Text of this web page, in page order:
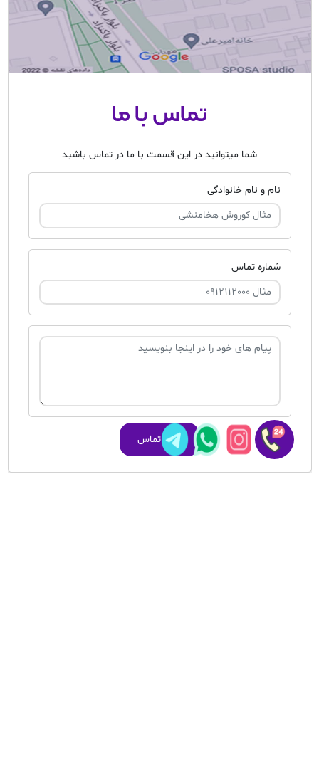
تماس با ما
شما میتوانید در این قسمت با ما در تماس باشید
نام و نام خانوادگی
شماره تماس
ثبت تماس